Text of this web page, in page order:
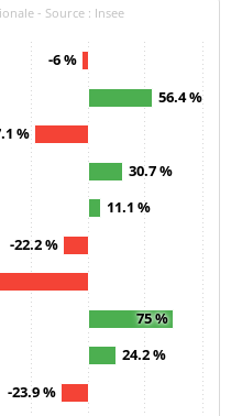
- Source : Insee
-6 %
56.4 %
%
30.7 %
11.1 %
-22.2 %
75 %
24.2 %
-23.9 %